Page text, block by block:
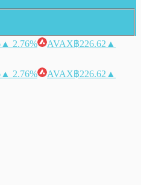
▲ 2.76% AVAX฿226.62 ▲
▲ 2.76% AVAX฿226.62 ▲